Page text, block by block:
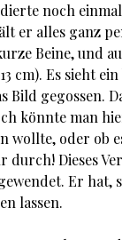
noch
er alles ganz
Beine, und
cm). Es sieht
Bild gegossen.
könnte man
oder ob
Dieses
Er
lassen.